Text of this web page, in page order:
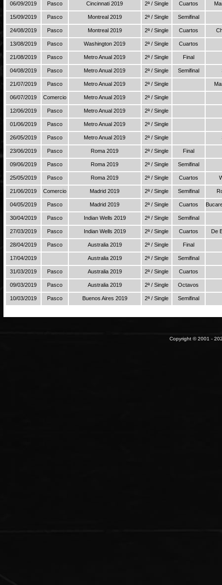
06/09/2019 Pasco Cincinnati 2019 2ª / Single Cuartos
15/09/2019 Pasco Montreal 2019 2ª / Single Semifinal
24/08/2019 Pasco Montreal 2019 2ª / Single Cuartos
13/08/2019 Pasco Washington 2019 2ª / Single Cuartos
21/08/2019 Pasco Metro Anual 2019 2ª / Single Final
04/08/2019 Pasco Metro Anual 2019 2ª / Single Semifinal
21/07/2019 Pasco Metro Anual 2019 2ª / Single
06/07/2019 Comercio Metro Anual 2019 2ª / Single
12/06/2019 Pasco Metro Anual 2019 2ª / Single
01/06/2019 Pasco Metro Anual 2019 2ª / Single
26/05/2019 Pasco Metro Anual 2019 2ª / Single
23/06/2019 Pasco Roma 2019 2ª / Single Final
09/06/2019 Pasco Roma 2019 2ª / Single Semifinal
25/05/2019 Pasco Roma 2019 2ª / Single Cuartos
21/06/2019 Comercio Madrid 2019 2ª / Single Semifinal
04/05/2019 Pasco Madrid 2019 2ª / Single Cuartos
30/04/2019 Pasco Indian Wells 2019 2ª / Single Semifinal
27/03/2019 Pasco Indian Wells 2019 2ª / Single Cuartos De
28/04/2019 Pasco Australia 2019 2ª / Single Final
17/04/2019 Australia 2019 2ª / Single Semifinal
31/03/2019 Pasco Australia 2019 2ª / Single Cuartos
09/03/2019 Pasco Australia 2019 2ª / Single Octavos
10/03/2019 Pasco Buenos Aires 2019 2ª / Single Semifinal
Copyright © 2001 -